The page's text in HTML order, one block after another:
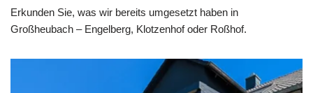
Erkunden Sie, was wir bereits umgesetzt haben in
Großheubach – Engelberg, Klotzenhof oder Roßhof.